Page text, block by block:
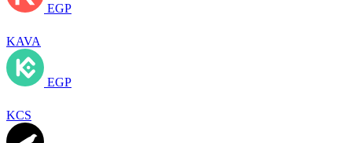
EGP
KAVA
EGP
KCS